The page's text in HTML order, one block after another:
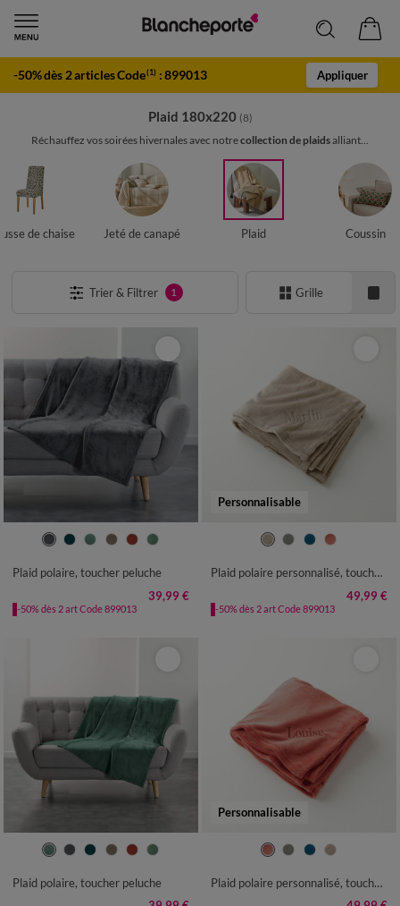
-50% dès 2 articles Code(1) :899013 Appliquer
Plaid 180x220 (8)
Réchauffez vos soirées hivernales avec notrecollection de plaidsalliant...
de chaise Jeté de canapé Plaid Coussin
Trier & Filtrer 1 Grille
Plaid polaire, toucher peluche
39,99 €
-50% dès 2 art Code 899013
Personnalisable
Plaid polaire personnalisé, toucher peluche
49,99 €
-50% dès 2 art Code 899013
Plaid polaire, toucher peluche
Personnalisable
Plaid polaire personnalisé, toucher peluche